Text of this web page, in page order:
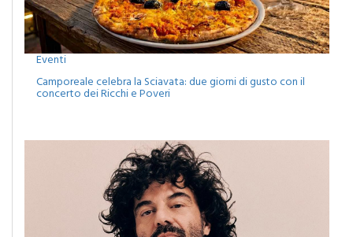
Eventi
Camporeale celebra la Sciavata: due giorni di gusto con il
concerto dei Ricchi e Poveri